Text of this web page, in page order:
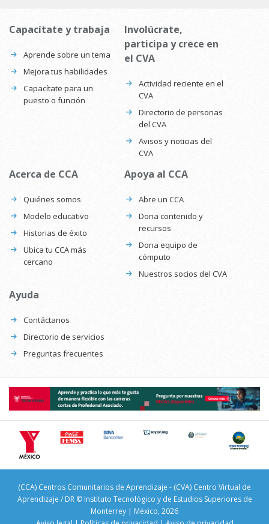
Capacítate y trabaja
Aprende sobre un tema
Mejora tus habilidades
Capacítate para un
puesto o función
Involúcrate,
participa y crece en
el CVA
Actividad reciente en el
CVA
Directorio de personas
del CVA
Avisos y noticias del
CVA
Acerca de CCA
Quiénes somos
Modelo educativo
Historias de éxito
Ubica tu CCA más
cercano
Apoya al CCA
Abre un CCA
Dona contenido y
recursos
Dona equipo de
cómputo
Nuestros socios del CVA
Ayuda
Contáctanos
Directorio de servicios
Preguntas frecuentes
(CCA) Centros Comunitarios de Aprendizaje - (CVA) Centro Virtual de
Aprendizaje / DR © Instituto Tecnológico y de Estudios Superiores de
Monterrey | México, 2026